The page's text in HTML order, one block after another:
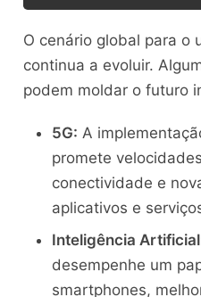
O cenário global para o
continua a evoluir.
podem moldar o futuro
5G: A
promete
conectividade e
aplicativos e
Inteligência
desempenhe um
smartphones,